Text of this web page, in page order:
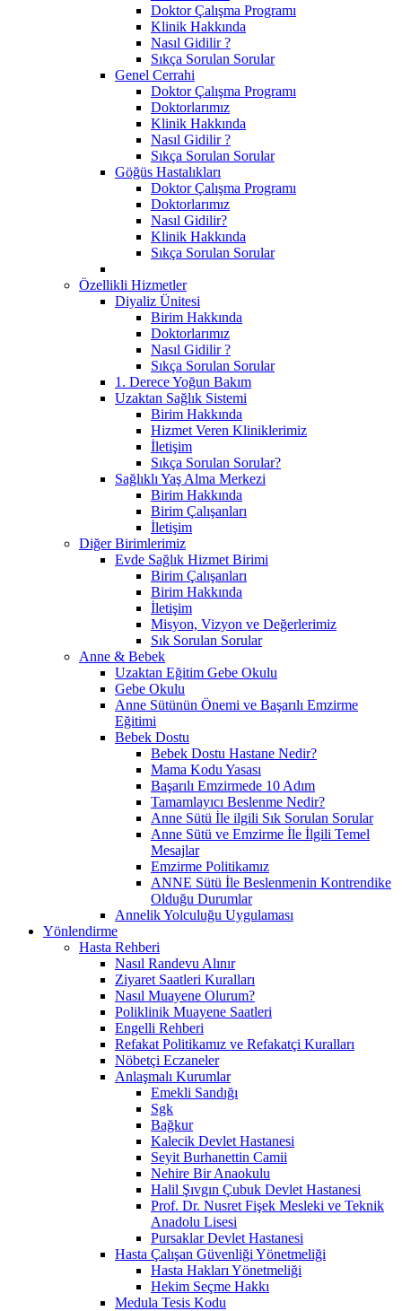
Doktor Çalışma Programı
Klinik Hakkında
Nasıl Gidilir ?
Sıkça Sorulan Sorular
Genel Cerrahi
Doktor Çalışma Programı
Doktorlarımız
Klinik Hakkında
Nasıl Gidilir ?
Sıkça Sorulan Sorular
Göğüs Hastalıkları
Doktor Çalışma Programı
Doktorlarımız
Nasıl Gidilir?
Klinik Hakkında
Sıkça Sorulan Sorular
Özellikli Hizmetler
Diyaliz Ünitesi
Birim Hakkında
Doktorlarımız
Nasıl Gidilir ?
Sıkça Sorulan Sorular
1. Derece Yoğun Bakım
Uzaktan Sağlık Sistemi
Birim Hakkında
Hizmet Veren Kliniklerimiz
İletişim
Sıkça Sorulan Sorular?
Sağlıklı Yaş Alma Merkezi
Birim Hakkında
Birim Çalışanları
İletişim
Diğer Birimlerimiz
Evde Sağlık Hizmet Birimi
Birim Çalışanları
Birim Hakkında
İletişim
Misyon, Vizyon ve Değerlerimiz
Sık Sorulan Sorular
Anne & Bebek
Uzaktan Eğitim Gebe Okulu
Gebe Okulu
Anne Sütünün Önemi ve Başarılı Emzirme
Eğitimi
Bebek Dostu
Bebek Dostu Hastane Nedir?
Mama Kodu Yasası
Başarılı Emzirmede 10 Adım
Tamamlayıcı Beslenme Nedir?
Anne Sütü İle ilgili Sık Sorulan Sorular
Anne Sütü ve Emzirme İle İlgili Temel
Mesajlar
Emzirme Politikamız
ANNE Sütü İle Beslenmenin Kontrendike
Olduğu Durumlar
Annelik Yolculuğu Uygulaması
Yönlendirme
Hasta Rehberi
Nasıl Randevu Alınır
Ziyaret Saatleri Kuralları
Nasıl Muayene Olurum?
Poliklinik Muayene Saatleri
Engelli Rehberi
Refakat Politikamız ve Refakatçi Kuralları
Nöbetçi Eczaneler
Anlaşmalı Kurumlar
Emekli Sandığı
Sgk
Bağkur
Kalecik Devlet Hastanesi
Seyit Burhanettin Camii
Nehire Bir Anaokulu
Halil Şıvgın Çubuk Devlet Hastanesi
Prof. Dr. Nusret Fişek Mesleki ve Teknik
Anadolu Lisesi
Pursaklar Devlet Hastanesi
Hasta Çalışan Güvenliği Yönetmeliği
Hasta Hakları Yönetmeliği
Hekim Seçme Hakkı
Medula Tesis Kodu